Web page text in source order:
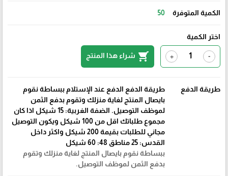
الكمية المتوفرة 50
اختر الكمية
-
+
shopping_cart شراء هذا المنتج
طريقة الدفع
طريقة الدفع الدفع عند الإستلام ببساطة نقوم
بايصال المنتج لغاية منزلك وتقوم بدفع الثمن
لموظف التوصيل. الضفة الغربية: 15 شيكل اذا كان
مجموع طلباتك اقل من 100 شيكل ويكون التوصيل
مجاني للطلبات بقيمة 200 شيكل واكثر داخل
القدس: 25 مناطق 48: 60 شيكل
ببساطة نقوم بايصال المنتج لغاية منزلك وتقوم
بدفع الثمن لموظف التوصيل.